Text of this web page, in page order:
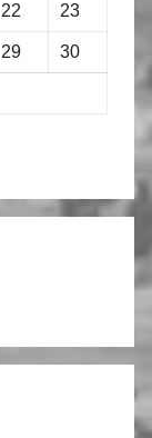
22 23
29 30